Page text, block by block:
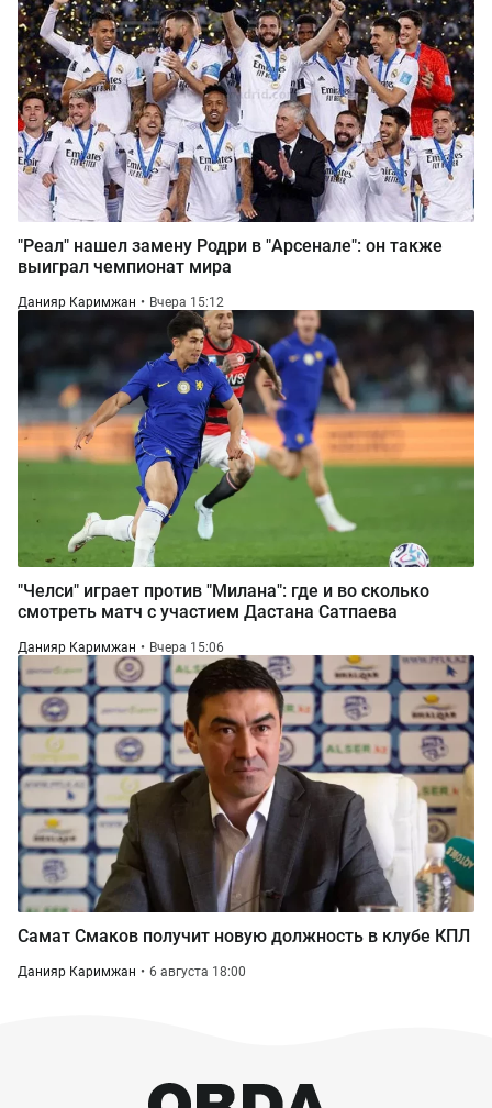
"Реал" нашел замену Родри в "Арсенале": он также
выиграл чемпионат мира
Данияр Каримжан Вчера 15:12
"Челси" играет против "Милана": где и во сколько
смотреть матч с участием Дастана Сатпаева
Данияр Каримжан Вчера 15:06
Самат Смаков получит новую должность в клубе КПЛ
Данияр Каримжан 6 августа 18:00